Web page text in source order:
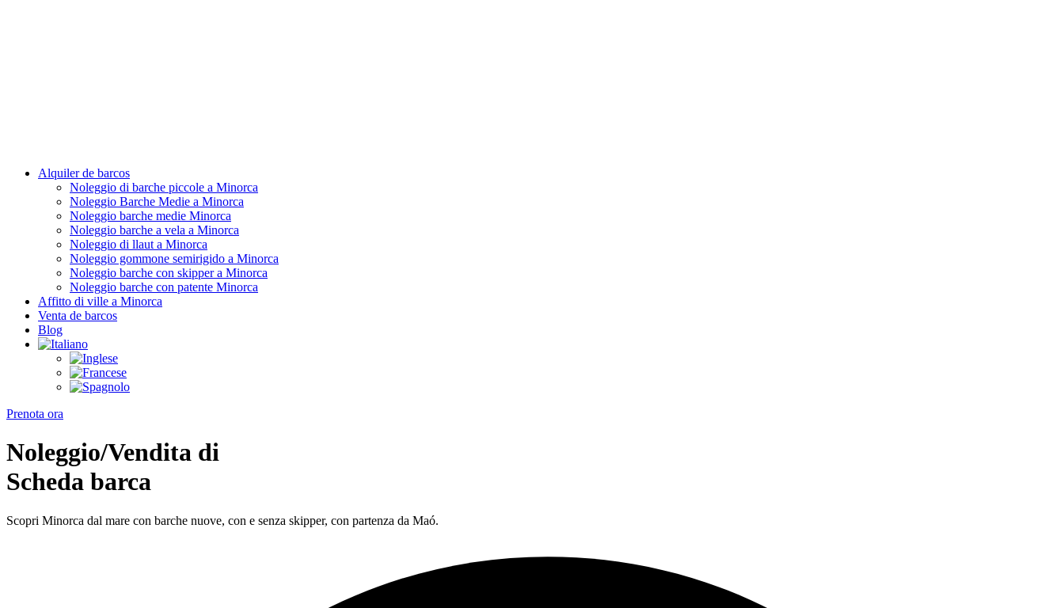
Alquiler de barcos
Noleggio di barche piccole a Minorca
Noleggio Barche Medie a Minorca
Noleggio barche medie Minorca
Noleggio barche a vela a Minorca
Noleggio di llaut a Minorca
Noleggio gommone semirigido a Minorca
Noleggio barche con skipper a Minorca
Noleggio barche con patente Minorca
Affitto di ville a Minorca
Venta de barcos
Blog
Prenota ora
Noleggio/Vendita di
Scheda barca
Scopri Minorca dal mare con barche nuove, con e senza skipper, con partenza da Maó.